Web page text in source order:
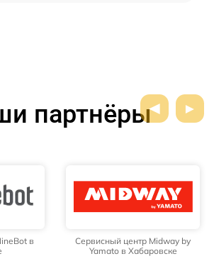
партнёры
в
Сервисный центр Midway by
Yamato в Хабаровске